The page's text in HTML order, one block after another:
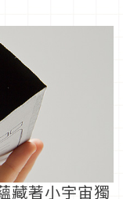
藏著小宇宙獨